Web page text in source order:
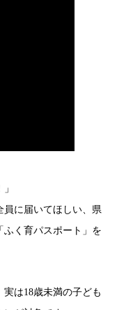
員に届いてほしい、県
ふく育パスポート」を
は18歳未満の子ども